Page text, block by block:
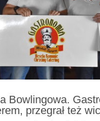
Bowlingowa.
przegrał też